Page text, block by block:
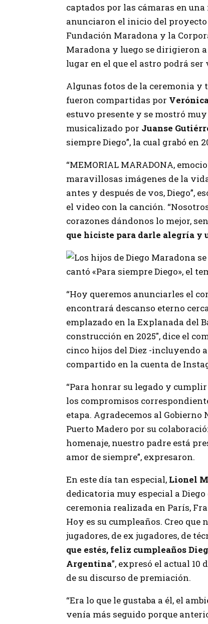
captados por las cámaras en
anunciaron el inicio del proyecto
Fundación Maradona y la
Maradona y luego se dirigieron
lugar en el que el astro podrá
Algunas fotos de la ceremonia y
fueron compartidas por
estuvo presente y se mostró
musicalizado por Juanse
siempre Diego”, la cual grabó en
“MEMORIAL MARADONA,
maravillosas imágenes de la
antes y después de vos, Diego”,
el video con la canción.
corazones dándonos lo mejor,
que hiciste para darle alegría y
cantó «Para siempre Diego», el
“Hoy queremos anunciarles el
encontrará descanso eterno
emplazado en la Explanada del
construcción en 2025″, dice el
cinco hijos del Diez -incluyendo a
compartido en la cuenta de
“Para honrar su legado y
los compromisos
etapa. Agradecemos al Gobierno
Puerto Madero por su
homenaje, nuestro padre está
amor de siempre”, expresaron.
En este día tan especial, Lionel
dedicatoria muy especial a Diego
ceremonia realizada en París,
Hoy es su cumpleaños. Creo
jugadores, de ex jugadores, de
que estés, feliz cumpleaños
Argentina”, expresó el actual
de su discurso de premiación.
“Era lo que le gustaba a él, el
venía más seguido porque